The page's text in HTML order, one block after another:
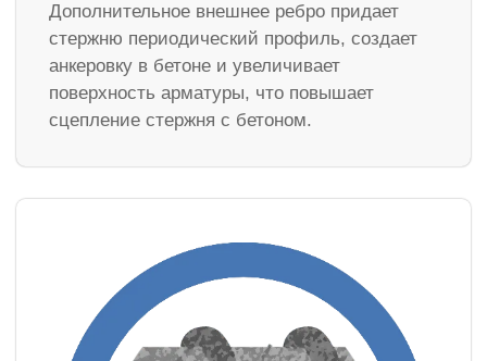
Дополнительное внешнее ребро придает
стержню периодический профиль, создает
анкеровку в бетоне и увеличивает
поверхность арматуры, что повышает
сцепление стержня с бетоном.